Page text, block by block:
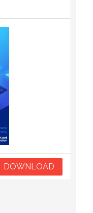
DOWNLOAD